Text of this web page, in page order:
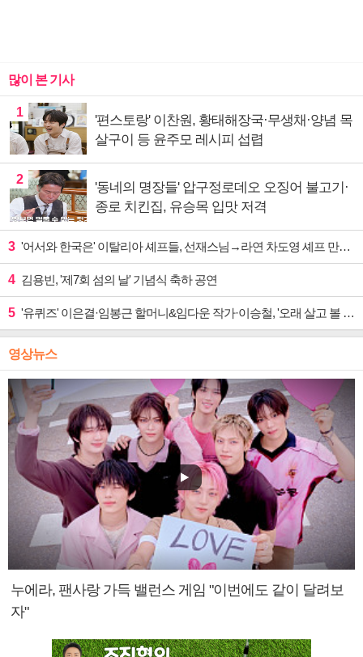
많이 본 기사
1
'편스토랑' 이찬원, 황태해장국·무생채·양념 목
살구이 등 윤주모 레시피 섭렵
2
'동네의 명장들' 압구정로데오 오징어 불고기·
종로 치킨집, 유승목 입맛 저격
3 '어서와 한국은' 이탈리아 셰프들, 선재스님→라연 차도영 셰프 만난다
4 김용빈, '제7회 섬의 날' 기념식 축하 공연
5 '유퀴즈' 이은결·임봉근 할머니&임다운 작가·이승철, '오래 살고 볼 일' 특집 출격
영상뉴스
누에라, 팬사랑 가득 밸런스 게임 "이번에도 같이 달려보
자"